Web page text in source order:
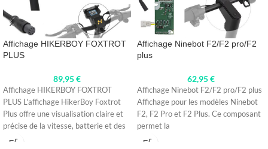
Affichage HIKERBOY FOXTROT
PLUS
89,95€
Affichage HIKERBOY FOXTROT
PLUS L'affichage HikerBoy Foxtrot
Plus offre une visualisation claire et
précise de la vitesse, batterie et des
Affichage Ninebot F2/F2 pro/F2
plus
62,95€
Affichage Ninebot F2/F2 pro/F2 plus
Affichage pour les modèles Ninebot
F2, F2 Pro et F2 Plus. Ce composant
permet la